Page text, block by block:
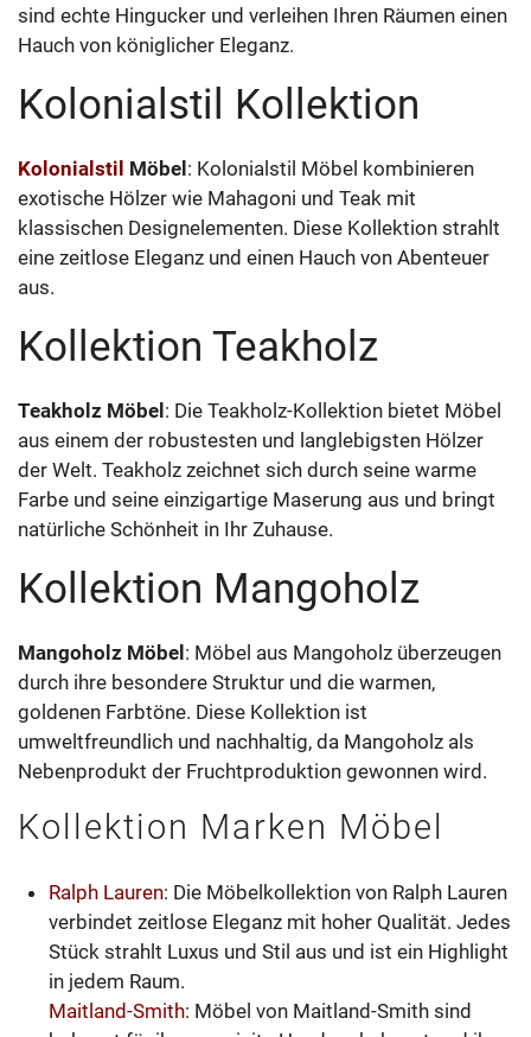
sind echte Hingucker und verleihen Ihren Räumen einen
Hauch von königlicher Eleganz.
Kolonialstil Kollektion
Kolonialstil Möbel : Kolonialstil Möbel kombinieren
exotische Hölzer wie Mahagoni und Teak mit
klassischen Designelementen. Diese Kollektion strahlt
eine zeitlose Eleganz und einen Hauch von Abenteuer
aus.
Kollektion Teakholz
Teakholz Möbel : Die Teakholz-Kollektion bietet Möbel
aus einem der robustesten und langlebigsten Hölzer
der Welt. Teakholz zeichnet sich durch seine warme
Farbe und seine einzigartige Maserung aus und bringt
natürliche Schönheit in Ihr Zuhause.
Kollektion Mangoholz
Mangoholz Möbel : Möbel aus Mangoholz überzeugen
durch ihre besondere Struktur und die warmen,
goldenen Farbtöne. Diese Kollektion ist
umweltfreundlich und nachhaltig, da Mangoholz als
Nebenprodukt der Fruchtproduktion gewonnen wird.
Kollektion Marken Möbel
Ralph Lauren: Die Möbelkollektion von Ralph Lauren
verbindet zeitlose Eleganz mit hoher Qualität. Jedes
Stück strahlt Luxus und Stil aus und ist ein Highlight
in jedem Raum.
Maitland-Smith: Möbel von Maitland-Smith sind